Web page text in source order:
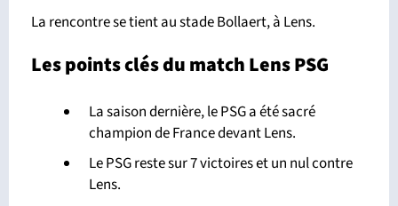
La rencontre se tient au stade Bollaert, à Lens.
Les points clés du match Lens PSG
La saison dernière, le PSG a été sacré
champion de France devant Lens.
Le PSG reste sur 7 victoires et un nul contre
Lens.